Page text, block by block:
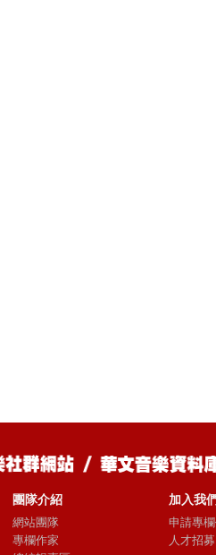
團隊介紹
網站團隊
專欄作家
加入我
申請專
人才招募